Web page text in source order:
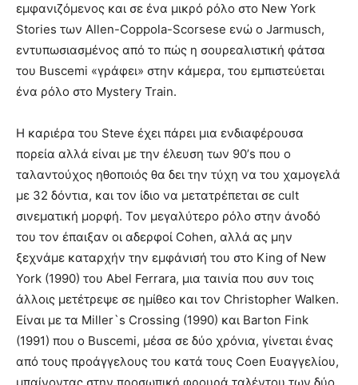
εμφανιζόμενος και σε ένα μικρό ρόλο στο New York
Stories των Allen-Coppola-Scorsese ενώ ο Jarmusch,
εντυπωσιασμένος από το πώς η σουρεαλιστική φάτσα
του Buscemi «γράφει» στην κάμερα, του εμπιστεύεται
ένα ρόλο στο Mystery Train.
H καριέρα του Steve έχει πάρει μια ενδιαφέρουσα
πορεία αλλά είναι με την έλευση των 90’s που ο
ταλαντούχος ηθοποιός θα δει την τύχη να του χαμογελά
με 32 δόντια, και τον ίδιο να μετατρέπεται σε cult
σινεματική μορφή. Τον μεγαλύτερο ρόλο στην άνοδό
του τον έπαιξαν οι αδερφοί Cohen, αλλά ας μην
ξεχνάμε καταρχήν την εμφάνισή του στο King of New
York (1990) του Abel Ferrara, μια ταινία που συν τοις
άλλοις μετέτρεψε σε ημίθεο και τον Christopher Walken.
Eίναι με τα Miller`s Crossing (1990) και Barton Fink
(1991) που ο Buscemi, μέσα σε δύο χρόνια, γίνεται ένας
από τους προάγγελους του κατά τους Coen Ευαγγελίου,